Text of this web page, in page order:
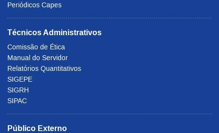
Periódicos Capes
Técnicos Administrativos
Comissão de Ética
Manual do Servidor
Relatórios Quantitativos
SIGEPE
SIGRH
SIPAC
Público Externo